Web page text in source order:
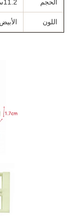
الحجم 11.2سم*3.1سم*1.7سم
اللون الأبيض